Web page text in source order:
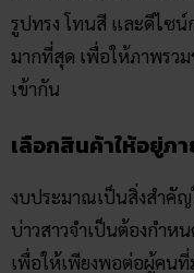
มากที่สุด เพื่อให้ภาพรว
เข้ากัน
เลือกสินค้าให้อยู่ภา
งบประมาณเป็นสิ่งสำคัญ
บ่าวสาวจำเป็นต้องกำห
เพื่อให้เพียงพอต่อผู้คนที่
เกินไป ก็อาจจะทำให้แข